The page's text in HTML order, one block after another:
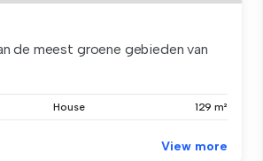
de meest groene gebieden van
House 129 m²
View more